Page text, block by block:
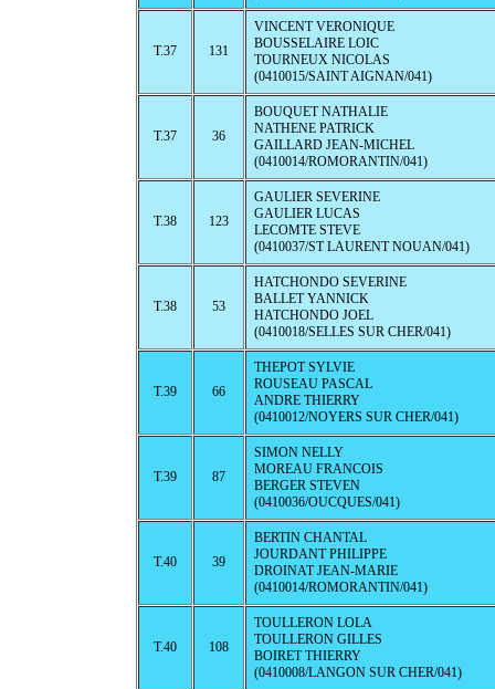
T.37 131
VINCENT VERONIQUE
BOUSSELAIRE LOIC
TOURNEUX NICOLAS
(0410015/SAINT AIGNAN/041)
T.37 36
BOUQUET NATHALIE
NATHENE PATRICK
GAILLARD JEAN-MICHEL
(0410014/ROMORANTIN/041)
T.38 123
GAULIER SEVERINE
GAULIER LUCAS
LECOMTE STEVE
(0410037/ST LAURENT NOUAN/041)
T.38 53
HATCHONDO SEVERINE
BALLET YANNICK
HATCHONDO JOEL
(0410018/SELLES SUR CHER/041)
T.39 66
THEPOT SYLVIE
ROUSEAU PASCAL
ANDRE THIERRY
(0410012/NOYERS SUR CHER/041)
T.39 87
SIMON NELLY
MOREAU FRANCOIS
BERGER STEVEN
(0410036/OUCQUES/041)
T.40 39
BERTIN CHANTAL
JOURDANT PHILIPPE
DROINAT JEAN-MARIE
(0410014/ROMORANTIN/041)
T.40 108
TOULLERON LOLA
TOULLERON GILLES
BOIRET THIERRY
(0410008/LANGON SUR CHER/041)